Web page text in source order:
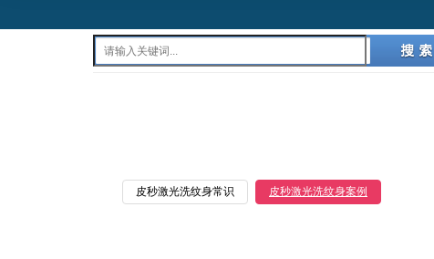
皮秒激光洗纹身常识 皮秒激光洗纹身案例